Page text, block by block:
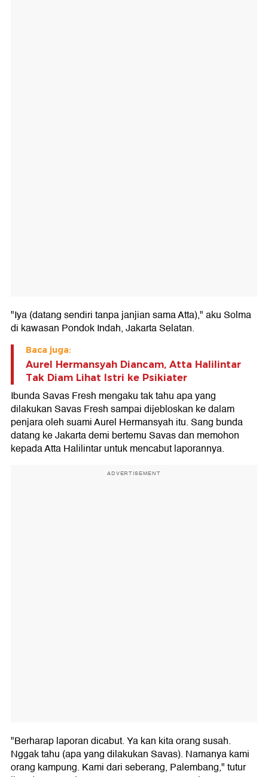
"Iya (datang sendiri tanpa janjian sama Atta)," aku Solma
di kawasan Pondok Indah, Jakarta Selatan.
Baca juga:
Aurel Hermansyah Diancam, Atta Halilintar
Tak Diam Lihat Istri ke Psikiater
Ibunda Savas Fresh mengaku tak tahu apa yang
dilakukan Savas Fresh sampai dijebloskan ke dalam
penjara oleh suami Aurel Hermansyah itu. Sang bunda
datang ke Jakarta demi bertemu Savas dan memohon
kepada Atta Halilintar untuk mencabut laporannya.
ADVERTISEMENT
"Berharap laporan dicabut. Ya kan kita orang susah.
Nggak tahu (apa yang dilakukan Savas). Namanya kami
orang kampung. Kami dari seberang, Palembang," tutur